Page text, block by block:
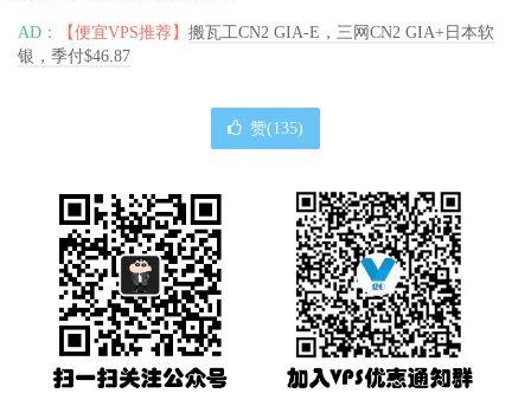
AD： 【便宜VPS推荐】 搬瓦工CN2 GIA-E，三网CN2 GIA+日本软
银，季付$46.87
赞(135)